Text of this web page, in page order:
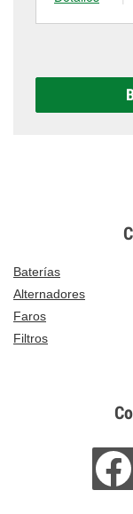
Baterías
Alternadores
Faros
Filtros